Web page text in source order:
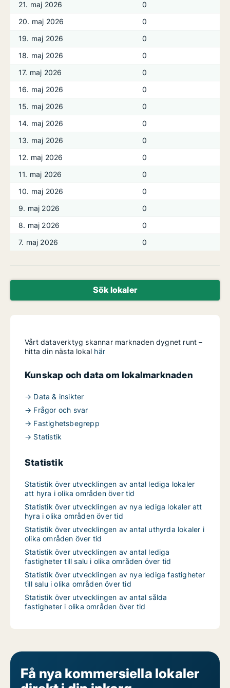
21. maj 2026
0
20. maj 2026
0
19. maj 2026
0
18. maj 2026
0
17. maj 2026
0
16. maj 2026
0
15. maj 2026
0
14. maj 2026
0
13. maj 2026
0
12. maj 2026
0
11. maj 2026
0
10. maj 2026
0
9. maj 2026
0
8. maj 2026
0
7. maj 2026
0
Sök lokaler
Vårt dataverktyg skannar marknaden dygnet runt –
hitta din nästa lokal här
Kunskap och data om lokalmarknaden
→ Data & insikter
→ Frågor och svar
→ Fastighetsbegrepp
→ Statistik
Statistik
Statistik över utvecklingen av antal lediga lokaler
att hyra i olika områden över tid
Statistik över utvecklingen av nya lediga lokaler att
hyra i olika områden över tid
Statistik över utvecklingen av antal uthyrda lokaler i
olika områden över tid
Statistik över utvecklingen av antal lediga
fastigheter till salu i olika områden över tid
Statistik över utvecklingen av nya lediga fastigheter
till salu i olika områden över tid
Statistik över utvecklingen av antal sålda
fastigheter i olika områden över tid
Få nya kommersiella lokaler